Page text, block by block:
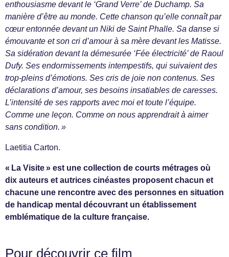
enthousiasme devant le ‘Grand Verre’ de Duchamp. Sa
manière d’être au monde. Cette chanson qu’elle connaît par
cœur entonnée devant un Niki de Saint Phalle. Sa danse si
émouvante et son cri d’amour à sa mère devant les Matisse.
Sa sidération devant la démesurée ‘Fée électricité’ de Raoul
Dufy. Ses endormissements intempestifs, qui suivaient des
trop-pleins d’émotions. Ses cris de joie non contenus. Ses
déclarations d’amour, ses besoins insatiables de caresses.
L’intensité de ses rapports avec moi et toute l’équipe.
Comme une leçon. Comme on nous apprendrait à aimer
sans condition. »
Laetitia Carton.
« La Visite » est une collection de courts métrages où
dix auteurs et autrices cinéastes proposent chacun et
chacune une rencontre avec des personnes en situation
de handicap mental découvrant un établissement
emblématique de la culture française.
Pour découvrir ce film